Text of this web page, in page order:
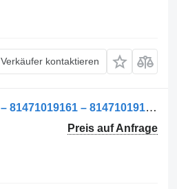
Verkäufer kontaktieren
Pompa servodirecție Fahrerhauspumpe für MAN 81471016161 – 81471019161 – 81471019136 – 81471016136 – KS00000438 – 81471016090 LKW
Preis auf Anfrage